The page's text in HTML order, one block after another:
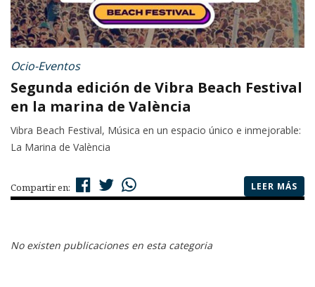
Ocio-Eventos
Segunda edición de Vibra Beach Festival
en la marina de València
Vibra Beach Festival, Música en un espacio único e inmejorable:
La Marina de València
Compartir en: LEER MÁS
No existen publicaciones en esta categoria